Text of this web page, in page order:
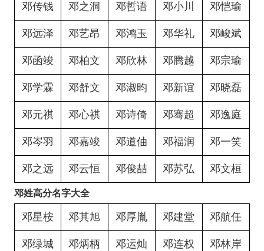
邓传钱 邓之洞 邓哲语 邓小川 邓恺瑜
邓远泽 邓艺昂 邓鸿玉 邓华礼 邓峻斌
邓函竣 邓柏文 邓欣林 邓腾越 邓宗瑜
邓学霖 邓舒文 邓淑昀 邓新谊 邓晓磊
邓元祺 邓心祺 邓诗倚 邓骞超 邓逸庭
邓岑羽 邓嘉竣 邓道伷 邓福润 邓一笑
邓之远 邓云恒 邓俊喆 邓苏弘 邓文桓
邓姓高分名字大全
邓星桉 邓其旭 邓厚胤 邓建堂 邓航任
邓绿城 邓炳柄 邓运灿 邓连权 邓林岸